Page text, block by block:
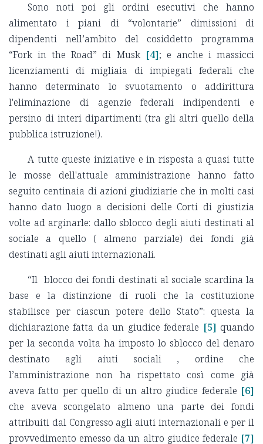
Sono noti poi gli ordini esecutivi che hanno
alimentato i piani di “volontarie” dimissioni di
dipendenti nell’ambito del cosiddetto programma
“Fork in the Road” di Musk [4]; e anche i massicci
licenziamenti di migliaia di impiegati federali che
hanno determinato lo svuotamento o addirittura
l'eliminazione di agenzie federali indipendenti e
persino di interi dipartimenti (tra gli altri quello della
pubblica istruzione!).
A tutte queste iniziative e in risposta a quasi tutte
le mosse dell'attuale amministrazione hanno fatto
seguito centinaia di azioni giudiziarie che in molti casi
hanno dato luogo a decisioni delle Corti di giustizia
volte ad arginarle: dallo sblocco degli aiuti destinati al
sociale a quello ( almeno parziale) dei fondi già
destinati agli aiuti internazionali.
“Il blocco dei fondi destinati al sociale scardina la
base e la distinzione di ruoli che la costituzione
stabilisce per ciascun potere dello Stato”: questa la
dichiarazione fatta da un giudice federale [5] quando
per la seconda volta ha imposto lo sblocco del denaro
destinato agli aiuti sociali , ordine che
l’amministrazione non ha rispettato così come già
aveva fatto per quello di un altro giudice federale [6]
che aveva scongelato almeno una parte dei fondi
attribuiti dal Congresso agli aiuti internazionali e per il
provvedimento emesso da un altro giudice federale [7]